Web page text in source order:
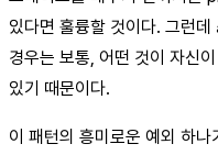
있다면 훌륭할 것이다. 그런데
경우는 보통, 어떤 것이 자신
있기 때문이다.
이 패턴의 흥미로운 예외 하